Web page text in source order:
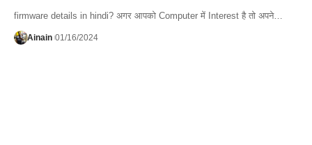
firmware details in hindi? अगर आपको Computer में Interest है तो अपने…
Ainain 01/16/2024